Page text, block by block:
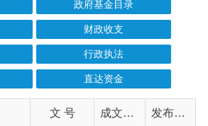
直达资金
文 号 成文日期 发布日期
阿财振〔2026〕4号 2026-07-07 2026-07-07
阿财振〔2026〕2号 2026-02-25 2026-02-25